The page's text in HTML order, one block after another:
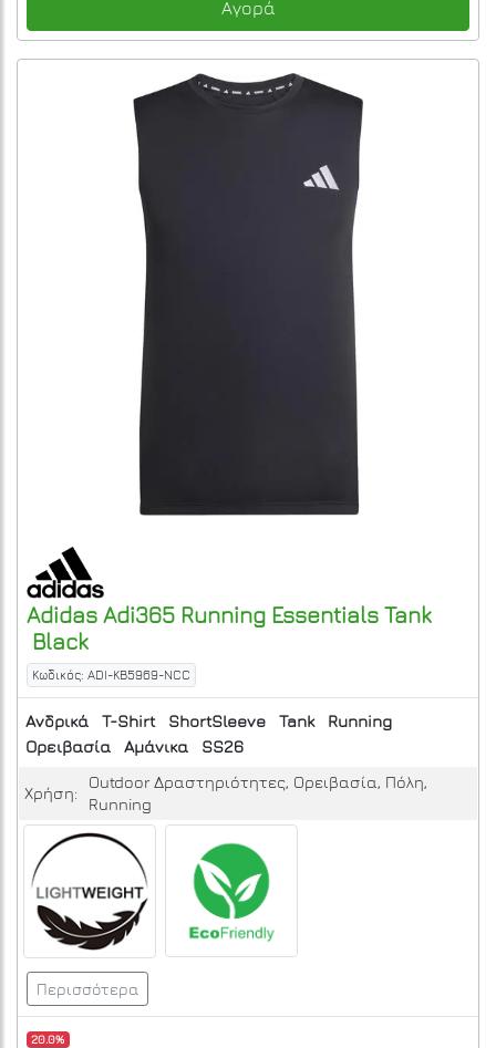
Αγορά
Adidas Adi365 Running Essentials Tank
Black
Κωδικός: ADI-KB5969-NCC
Ανδρικά T-Shirt ShortSleeve Tank
Running
Ορειβασία
Αμάνικα SS26
Χρήση:
Outdoor Δραστηριότητες, Ορειβασία, Πόλη,
Running
Περισσότερα
20.0%